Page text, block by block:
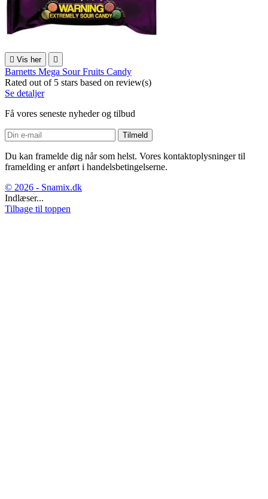
 Vis her 
Barnetts Mega Sour Fruits Candy
Rated out of 5 stars based on review(s)
Se detaljer
Få vores seneste nyheder og tilbud
Du kan framelde dig når som helst. Vores kontaktoplysninger til
framelding er anført i handelsbetingelserne.
© 2026 - Snamix.dk
Indlæser...
Tilbage til toppen